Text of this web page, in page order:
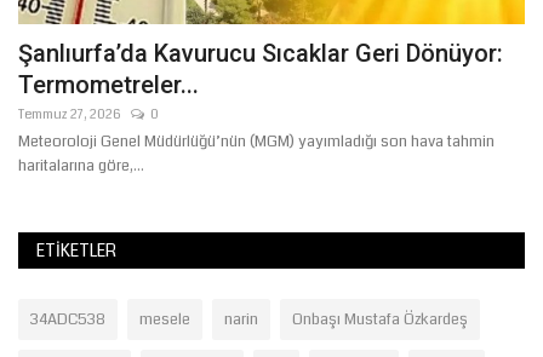
Şanlıurfa’da Kavurucu Sıcaklar Geri Dönüyor:
Termometreler...
Temmuz 27, 2026 0
Meteoroloji Genel Müdürlüğü’nün (MGM) yayımladığı son hava tahmin
haritalarına göre,...
ETIKETLER
34ADC538 mesele narin Onbaşı Mustafa Özkardeş